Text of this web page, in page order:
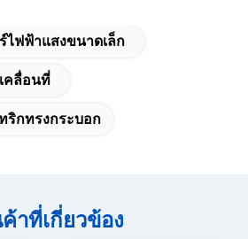
ไฟฟ้าแสงขนาดเล็ก
คลื่อนที่
ริกทรงกระบอก
าที่เกี่ยวข้อง